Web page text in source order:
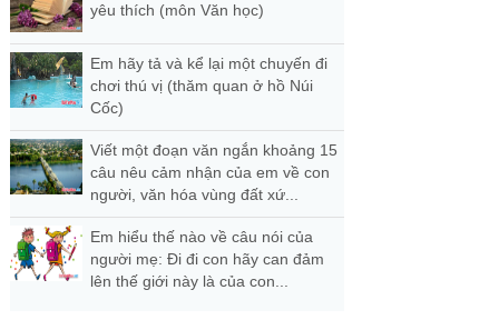
yêu thích (môn Văn học)
Em hãy tả và kể lại một chuyến đi
chơi thú vị (thăm quan ở hồ Núi
Cốc)
Viết một đoạn văn ngắn khoảng 15
câu nêu cảm nhận của em về con
người, văn hóa vùng đất xứ...
Em hiểu thế nào về câu nói của
người mẹ: Đi đi con hãy can đảm
lên thế giới này là của con...